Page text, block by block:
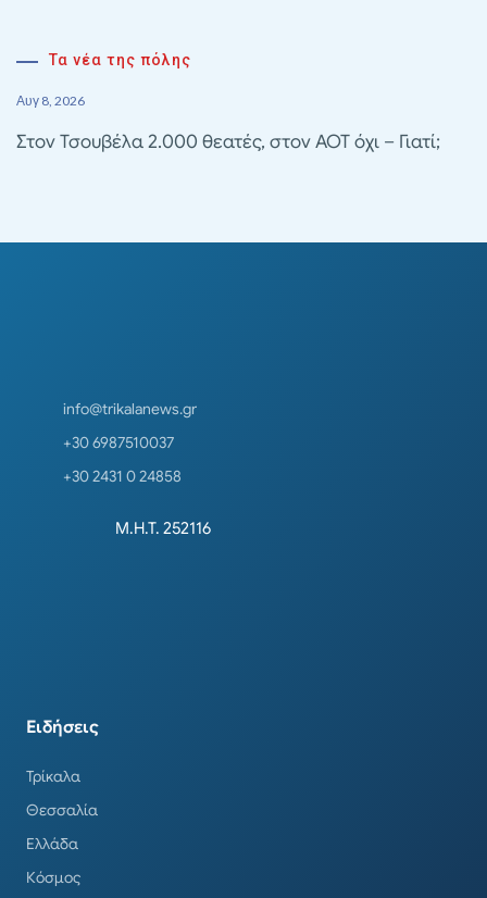
Τα νέα της πόλης
Αυγ 8, 2026
Στον Τσουβέλα 2.000 θεατές, στον ΑΟΤ όχι – Γιατί;
info@trikalanews.gr
+30 6987510037
+30 2431 0 24858
Μ.Η.Τ. 252116
Ειδήσεις
Τρίκαλα
Θεσσαλία
Ελλάδα
Κόσμος